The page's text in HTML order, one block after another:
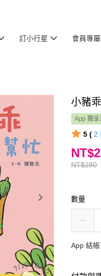
訂小行星 會員專屬
小豬
App 獨享
5 ( 2
NT$280
數量
App 結